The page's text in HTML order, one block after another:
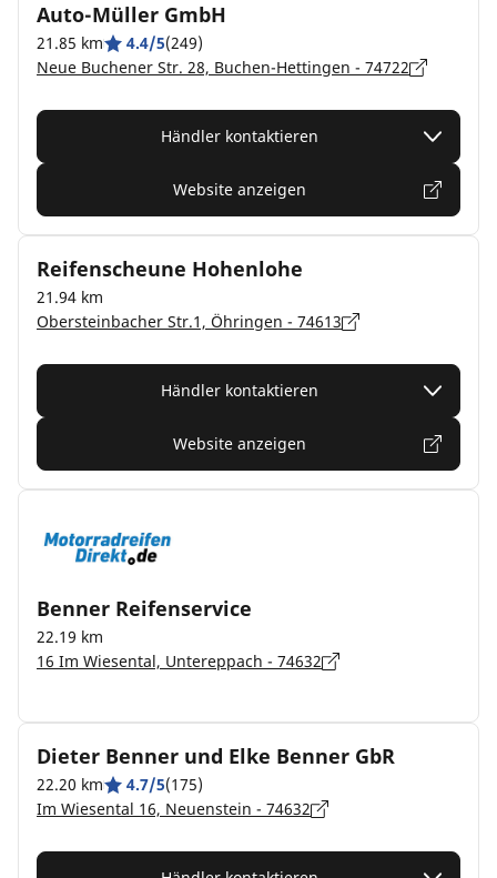
Auto-Müller GmbH
21.85 km 4.4/5(249)
Neue Buchener Str. 28, Buchen-Hettingen - 74722
Händler kontaktieren
Website anzeigen
Reifenscheune Hohenlohe
21.94 km
Obersteinbacher Str.1, Öhringen - 74613
Händler kontaktieren
Website anzeigen
Benner Reifenservice
22.19 km
16 Im Wiesental, Untereppach - 74632
Dieter Benner und Elke Benner GbR
22.20 km 4.7/5(175)
Im Wiesental 16, Neuenstein - 74632